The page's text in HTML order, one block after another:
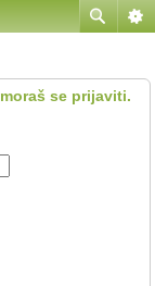
se prijaviti.